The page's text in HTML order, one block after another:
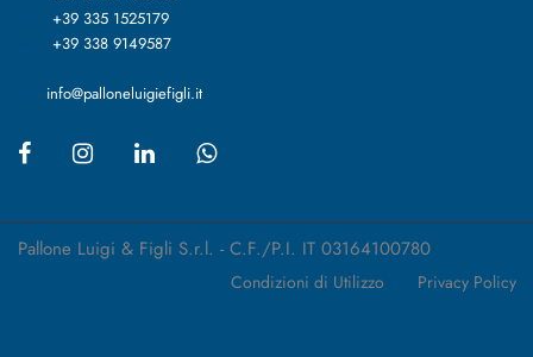
+39 335 1525179
+39 338 9149587
info@palloneluigiefigli.it
Pallone Luigi & Figli S.r.l. - C.F./P.I. IT 03164100780
Condizioni di Utilizzo Privacy Policy